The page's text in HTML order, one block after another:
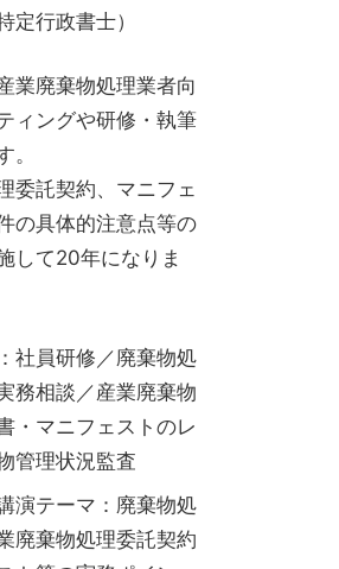
定行政書士）
業廃棄物処理業者向
ィングや研修・執筆
。
委託契約、マニフェ
の具体的注意点等の
して20年になりま
社員研修／廃棄物処
務相談／産業廃棄物
・マニフェストのレ
管理状況監査
演テーマ：廃棄物処
廃棄物処理委託契約